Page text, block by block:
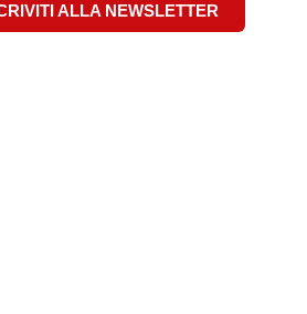
ALLA NEWSLETTER